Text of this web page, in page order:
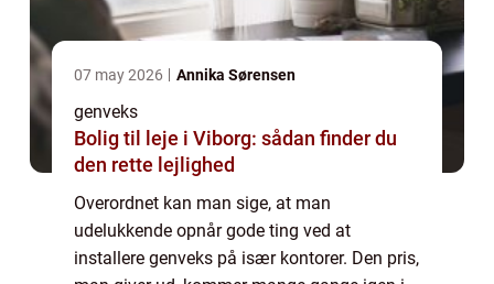
07 may 2026 Annika Sørensen
genveks
Bolig til leje i Viborg: sådan finder du
den rette lejlighed
Overordnet kan man sige, at man
udelukkende opnår gode ting ved at
installere genveks på især kontorer. Den pris,